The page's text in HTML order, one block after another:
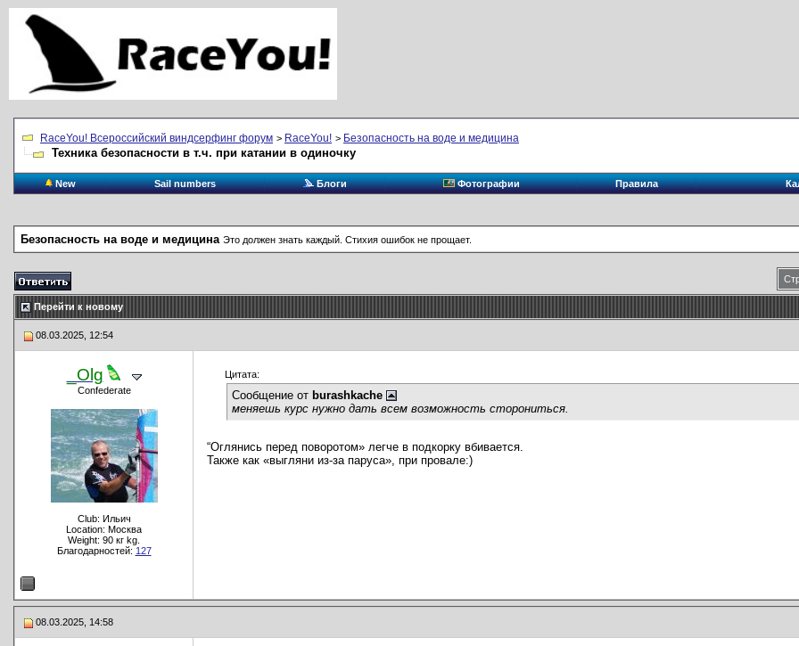
RaceYou! Всероссийский виндсерфинг форум > RaceYou! > Безопасность на воде и медицина
Техника безопасности в т.ч. при катании в одиночку
New Sail numbers Блоги Фотографии Правила
Безопасность на воде и медицина Это должен знать каждый. Стихия ошибок не прощает.
Перейти к новому
08.03.2025, 12:54
_Olg
Confederate
Club: Ильич
Location: Москва
Weight: 90 кг kg.
Благодарностей: 127
Цитата:
Сообщение от burashkache
меняешь курс нужно дать всем возможность сторониться.
“Оглянись перед поворотом» легче в подкорку вбивается.
Также как «выгляни из-за паруса», при провале:)
08.03.2025, 14:58